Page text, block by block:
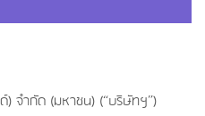
จำกัด (มหาชน) (“บริษัทฯ”)